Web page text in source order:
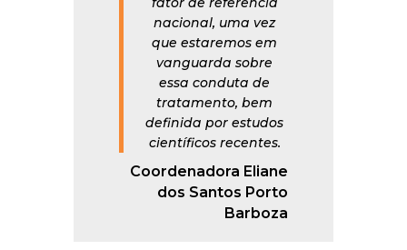
nacional, uma vez
que estaremos em
vanguarda sobre
essa conduta de
tratamento, bem
definida por estudos
científicos recentes.
Coordenadora Eliane
dos Santos Porto
Barboza